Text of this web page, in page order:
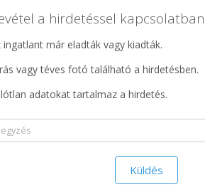
a hirdetéssel kapcsolatban
ingatlant már eladták vagy kiadták.
vagy téves fotó található a hirdetésben.
adatokat tartalmaz a hirdetés.